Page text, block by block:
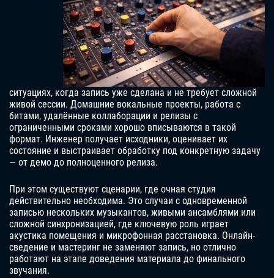
ситуациях, когда запись уже сделана и не требует сложной
живой сессии. Домашние вокальные проекты, работа с
битами, удалённые коллаборации и релизы с
ограниченными сроками хорошо вписываются в такой
формат. Инженер получает исходники, оценивает их
состояние и выстраивает обработку под конкретную задачу
— от демо до полноценного релиза.
При этом существуют сценарии, где очная студия
действительно необходима. Это случаи с одновременной
записью нескольких музыкантов, живыми ансамблями или
сложной синхронизацией, где ключевую роль играет
акустика помещения и микрофонная расстановка. Онлайн-
сведение и мастеринг не заменяют запись, но отлично
работают на этапе доведения материала до финального
звучания.